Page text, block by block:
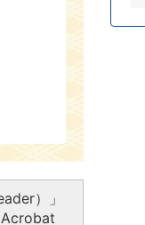
）」
Acrobat